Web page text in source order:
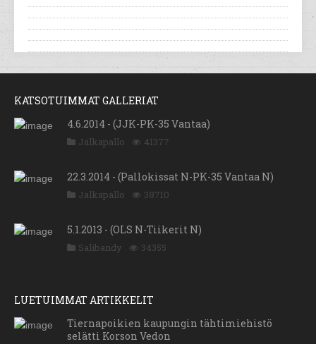
KATSOTUIMMAT GALLERIAT
4.6.2014 - (JJK-PK-35 Vantaa)
Jalkapallo 41377
22.3.2014 - (Pallokissat N-PK-35 Vantaa N)
Jalkapallo 38710
5.1.2013 - (OLS N-Tiikerit N)
Salibandy 34355
LUETUIMMAT ARTIKKELIT
Tiernapoikien kaupungin tähtimiehistö
selätti Korson Vedon